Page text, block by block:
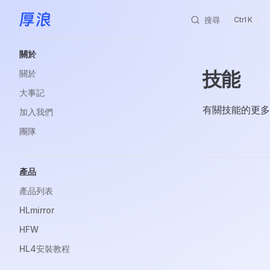
跳轉到內容 搜尋 K
關於
關於
大事記
加入我們
團隊
產品
產品列表
HLmirror
HFW
HL4安裝教程
技能
有關技能的更